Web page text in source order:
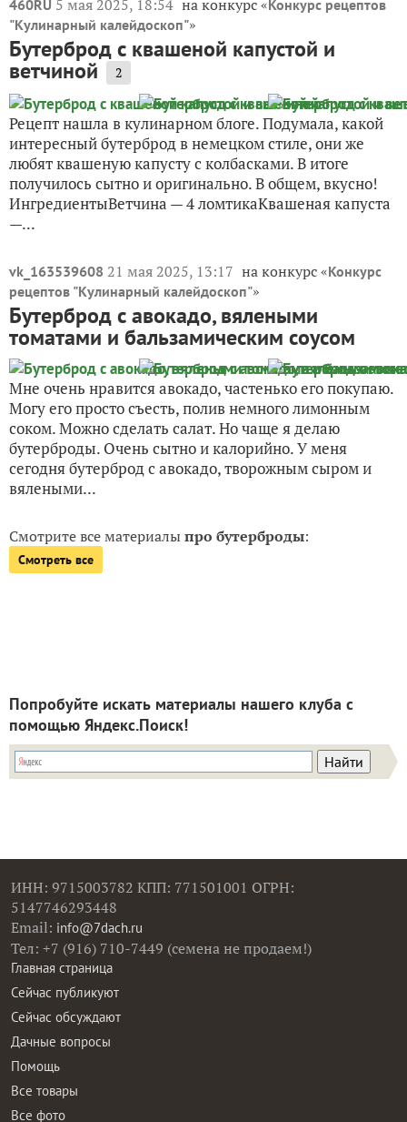
460RU 5 мая 2025, 18:54 на конкурс «Конкурс рецептов
"Кулинарный калейдоскоп"»
Бутерброд с квашеной капустой и
ветчиной 2
Рецепт нашла в кулинарном блоге. Подумала, какой
интересный бутерброд в немецком стиле, они же
любят квашеную капусту с колбасками. В итоге
получилось сытно и оригинально. В общем, вкусно!
ИнгредиентыВетчина — 4 ломтикаКвашеная капуста
—...
vk_163539608 21 мая 2025, 13:17 на конкурс «Конкурс
рецептов "Кулинарный калейдоскоп"»
Бутерброд с авокадо, вялеными
томатами и бальзамическим соусом
Мне очень нравится авокадо, частенько его покупаю.
Могу его просто съесть, полив немного лимонным
соком. Можно сделать салат. Но чаще я делаю
бутерброды. Очень сытно и калорийно. У меня
сегодня бутерброд с авокадо, творожным сыром и
вялеными...
Смотрите все материалыпро бутерброды:
Смотреть все
Попробуйте искать материалы нашего клуба с
помощью Яндекс.Поиск!
ИНН: 9715003782 КПП: 771501001 ОГРН:
5147746293448
Email: info@7dach.ru
Тел: +7 (916) 710-7449 (семена не продаем!)
Главная страница
Сейчас публикуют
Сейчас обсуждают
Дачные вопросы
Помощь
Все товары
Все фото